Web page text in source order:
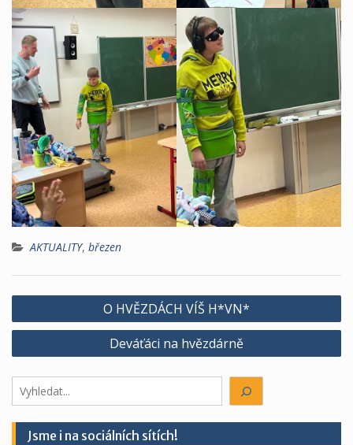
AKTUALITY, březen
Navigace
pro
O HVĚZDÁCH VÍŠ H*VN*
Deváťáci na hvězdárně
Hledáte
něco?
Jsme i na sociálních sítích!